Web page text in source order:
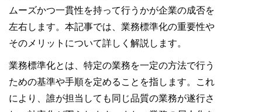
ムーズかつ一貫性を持って行うかが企業の成否を
左右します。本記事では、業務標準化の重要性や
そのメリットについて詳しく解説します。
業務標準化とは、特定の業務を一定の方法で行う
ための基準や手順を定めることを指します。これ
により、誰が担当しても同じ品質の業務が遂行さ